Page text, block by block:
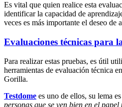
Es vital que quien realice esta
identificar la capacidad de
veces es más importante el deseo de
Evaluaciones técnicas para
Para realizar estas pruebas, es útil
herramientas de evaluación técnica
Gorilla.
Testdome es uno de ellos, su lema es
personas que se ven bien en el